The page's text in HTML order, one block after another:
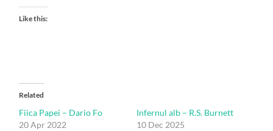
Like this:
Related
Fiica Papei – Dario Fo
20 Apr 2022
Infernul alb – R.S. Burnett
10 Dec 2025